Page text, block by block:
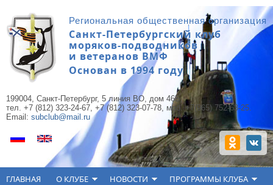
Региональная общественная организация
Санкт-Петербургский клуб
моряков-подводников
и ветеранов ВМФ
Основан в 1994 году
199004, Санкт-Петербург, 5 линия ВО, дом 46Б,
тел. +7 (812) 323-24-67, +7 (812) 323-07-78, моб. +7(965) 752-63-25.
Email: subclub@mail.ru
ГЛАВНАЯ О КЛУБЕ НОВОСТИ ПРОГРАММЫ КЛУБА